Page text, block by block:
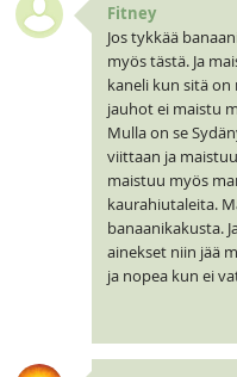
Fitney
Jos tykkää
myös tästä. Ja
kaneli kun sitä
jauhot ei maistu
Mulla on se
viittaan ja
maistuu myös
kaurahiutaleita.
banaanikakusta.
ainekset niin jää
ja nopea kun ei